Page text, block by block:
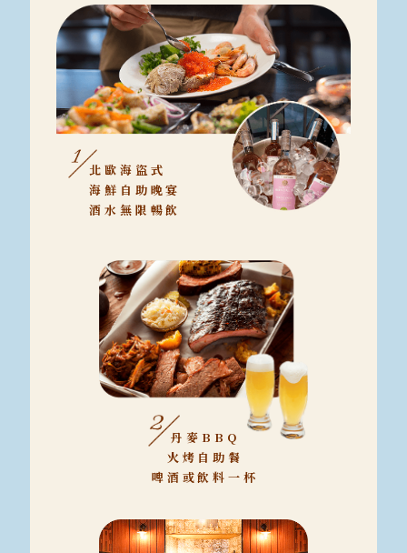
北歐海盜式
海鮮自助晚宴
酒水無限暢飲
丹麥BBQ
火烤自助餐
啤酒或飲料一杯